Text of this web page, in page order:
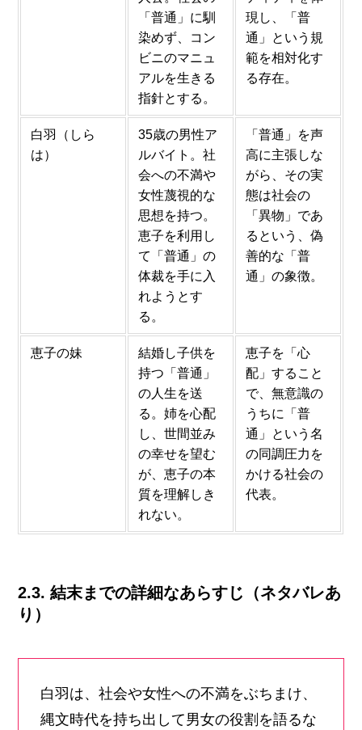
「普通」に馴
染めず、コン
ビニのマニュ
アルを生きる
指針とする。
現し、「普
通」という規
範を相対化す
る存在。
白羽（しら
は）
35歳の男性ア
ルバイト。社
会への不満や
女性蔑視的な
思想を持つ。
恵子を利用し
て「普通」の
体裁を手に入
れようとす
る。
「普通」を声
高に主張しな
がら、その実
態は社会の
「異物」であ
るという、偽
善的な「普
通」の象徴。
恵子の妹
結婚し子供を
持つ「普通」
の人生を送
る。姉を心配
し、世間並み
の幸せを望む
が、恵子の本
質を理解しき
れない。
恵子を「心
配」すること
で、無意識の
うちに「普
通」という名
の同調圧力を
かける社会の
代表。
2.3. 結末までの詳細なあらすじ（ネタバレあ
り）
白羽は、社会や女性への不満をぶちまけ、
縄文時代を持ち出して男女の役割を語るな